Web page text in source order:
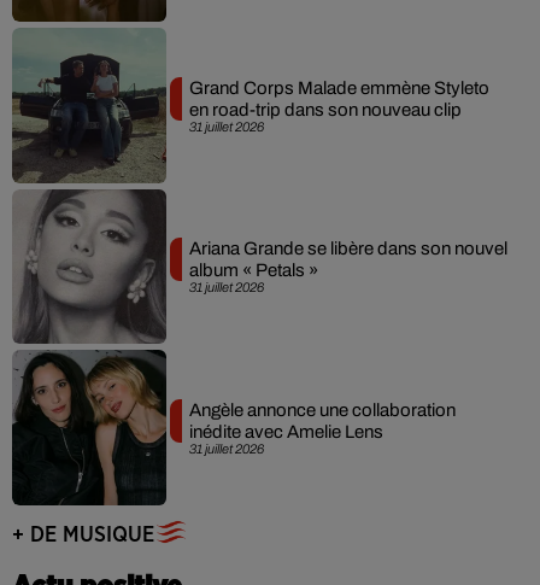
31 juillet 2026
Grand Corps Malade emmène Styleto
en road-trip dans son nouveau clip
31 juillet 2026
Ariana Grande se libère dans son nouvel
album « Petals »
31 juillet 2026
Angèle annonce une collaboration
inédite avec Amelie Lens
+ DE MUSIQUE